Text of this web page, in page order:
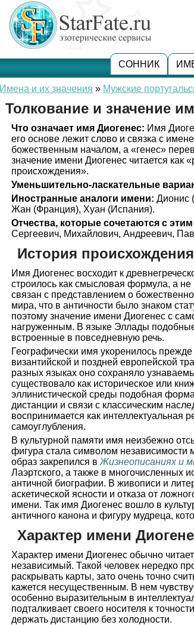
СОННИК
Имена и их значения » Мужские
Толкование и значение
Что означает имя Диогенес: Имя
его основе лежит слово и связка с
божественным началом, а «генес»
значение имени Диогенес читается как
происхождения».
Уменьшительно-ласкательные
Иностранные аналоги имени: Дионис
Жан (Франция), Хуан (Испания).
Отчества, которые сочетаются с
Сергеевич, Михайлович, Андреевич,
История
Имя Диогенес восходит к
строилось как смысловая формула, а не
связан с представлением о
мира, что в античности было знаком
поэтому значение имени Диогенес с
нагруженным. В языке Эллады
встроенные в повседневную речь.
Географически имя укоренилось
византийской и поздней европейской
разных языках оно сохраняло
существовало как историческое или
эллинистической среды подобная
дистанции и связи с классическим
воспринимается как интеллектуальная
самоуглубления.
В культурной памяти имя неизбежно
фигура стала символом
образ закрепился в Жизнеописаниях и
Лаэртского, а также в многочисленных
античной биографии. В живописи и
аскетической ясности и отказа от
имени. Так имя Диогенес вошло в
античного канона и фигуру мудреца,
Характер имени
Характер имени Диогенес обычно
независимый. Такой человек нередко
раскрывать карты, зато очень точно
кажется несущественным. В нем
особенно выразительным в
подталкивает своего носителя к
держать дистанцию без холодности.